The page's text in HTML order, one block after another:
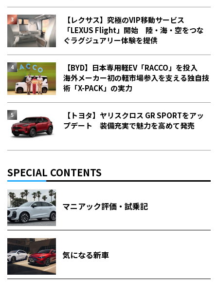
【レクサス】究極のVIP移動サービス
「LEXUS Flight」開始 陸・海・空をつな
ぐラグジュアリー体験を提供
【BYD】日本専用軽EV「RACCO」を投入
海外メーカー初の軽市場参入を支える独自技
術「X-PACK」の実力
【トヨタ】ヤリスクロス GR SPORTをアッ
プデート 装備充実で魅力を高めて発売
SPECIAL CONTENTS
マニアック評価・試乗記
気になる新車